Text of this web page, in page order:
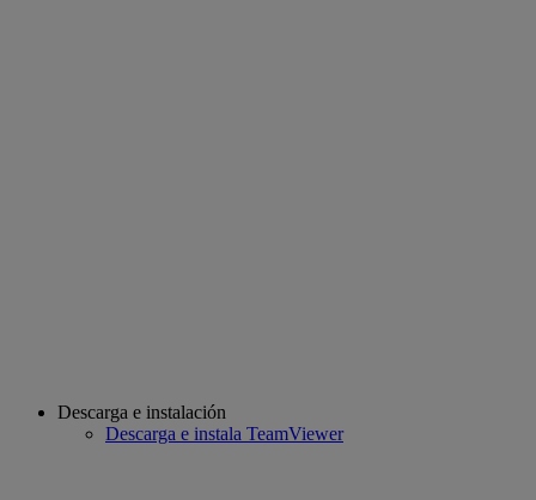
Descarga e instalación
Descarga e instala TeamViewer